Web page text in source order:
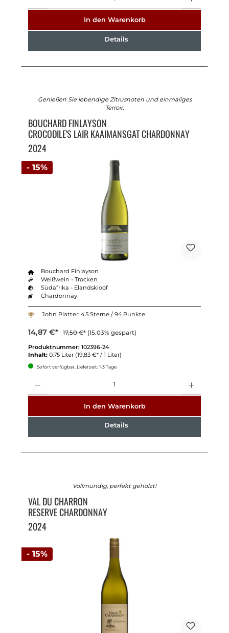
In den Warenkorb
Details
- 15%
Genießen Sie lebendige Zitrusnoten und einmaliges
Terroir.
BOUCHARD FINLAYSON
CROCODILE'S LAIR KAAIMANSGAT CHARDONNAY
2024
Bouchard Finlayson
Weißwein - Trocken
Südafrika - Elandskloof
Chardonnay
John Platter: 4.5 Sterne / 94 Punkte
14,87 €* 17,50 €* (15.03% gespart)
Produktnummer: 102396-24
Inhalt: 0.75 Liter (19,83 €* / 1 Liter)
Sofort verfügbar, Lieferzeit: 1-3 Tage
In den Warenkorb
Details
- 15%
Vollmundig, perfekt geholzt!
VAL DU CHARRON
RESERVE CHARDONNAY
2024